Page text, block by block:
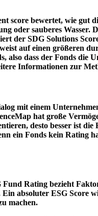
score bewertet, wie
oder sauberes
der SDG Solutions
auf einen größeren
dass der Fonds die
Informationen zur
mit einem
hat große
desto besser ist
ein Fonds kein
Fund Rating bezieht
Ein absoluter ESG
machen.